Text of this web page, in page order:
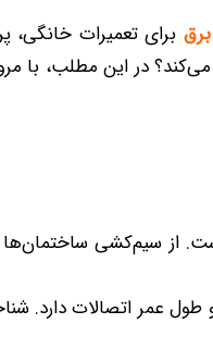
برای تعمیرات خانگی،
در این مطلب، با
از سیم‌کشی
عمر اتصالات دارد.